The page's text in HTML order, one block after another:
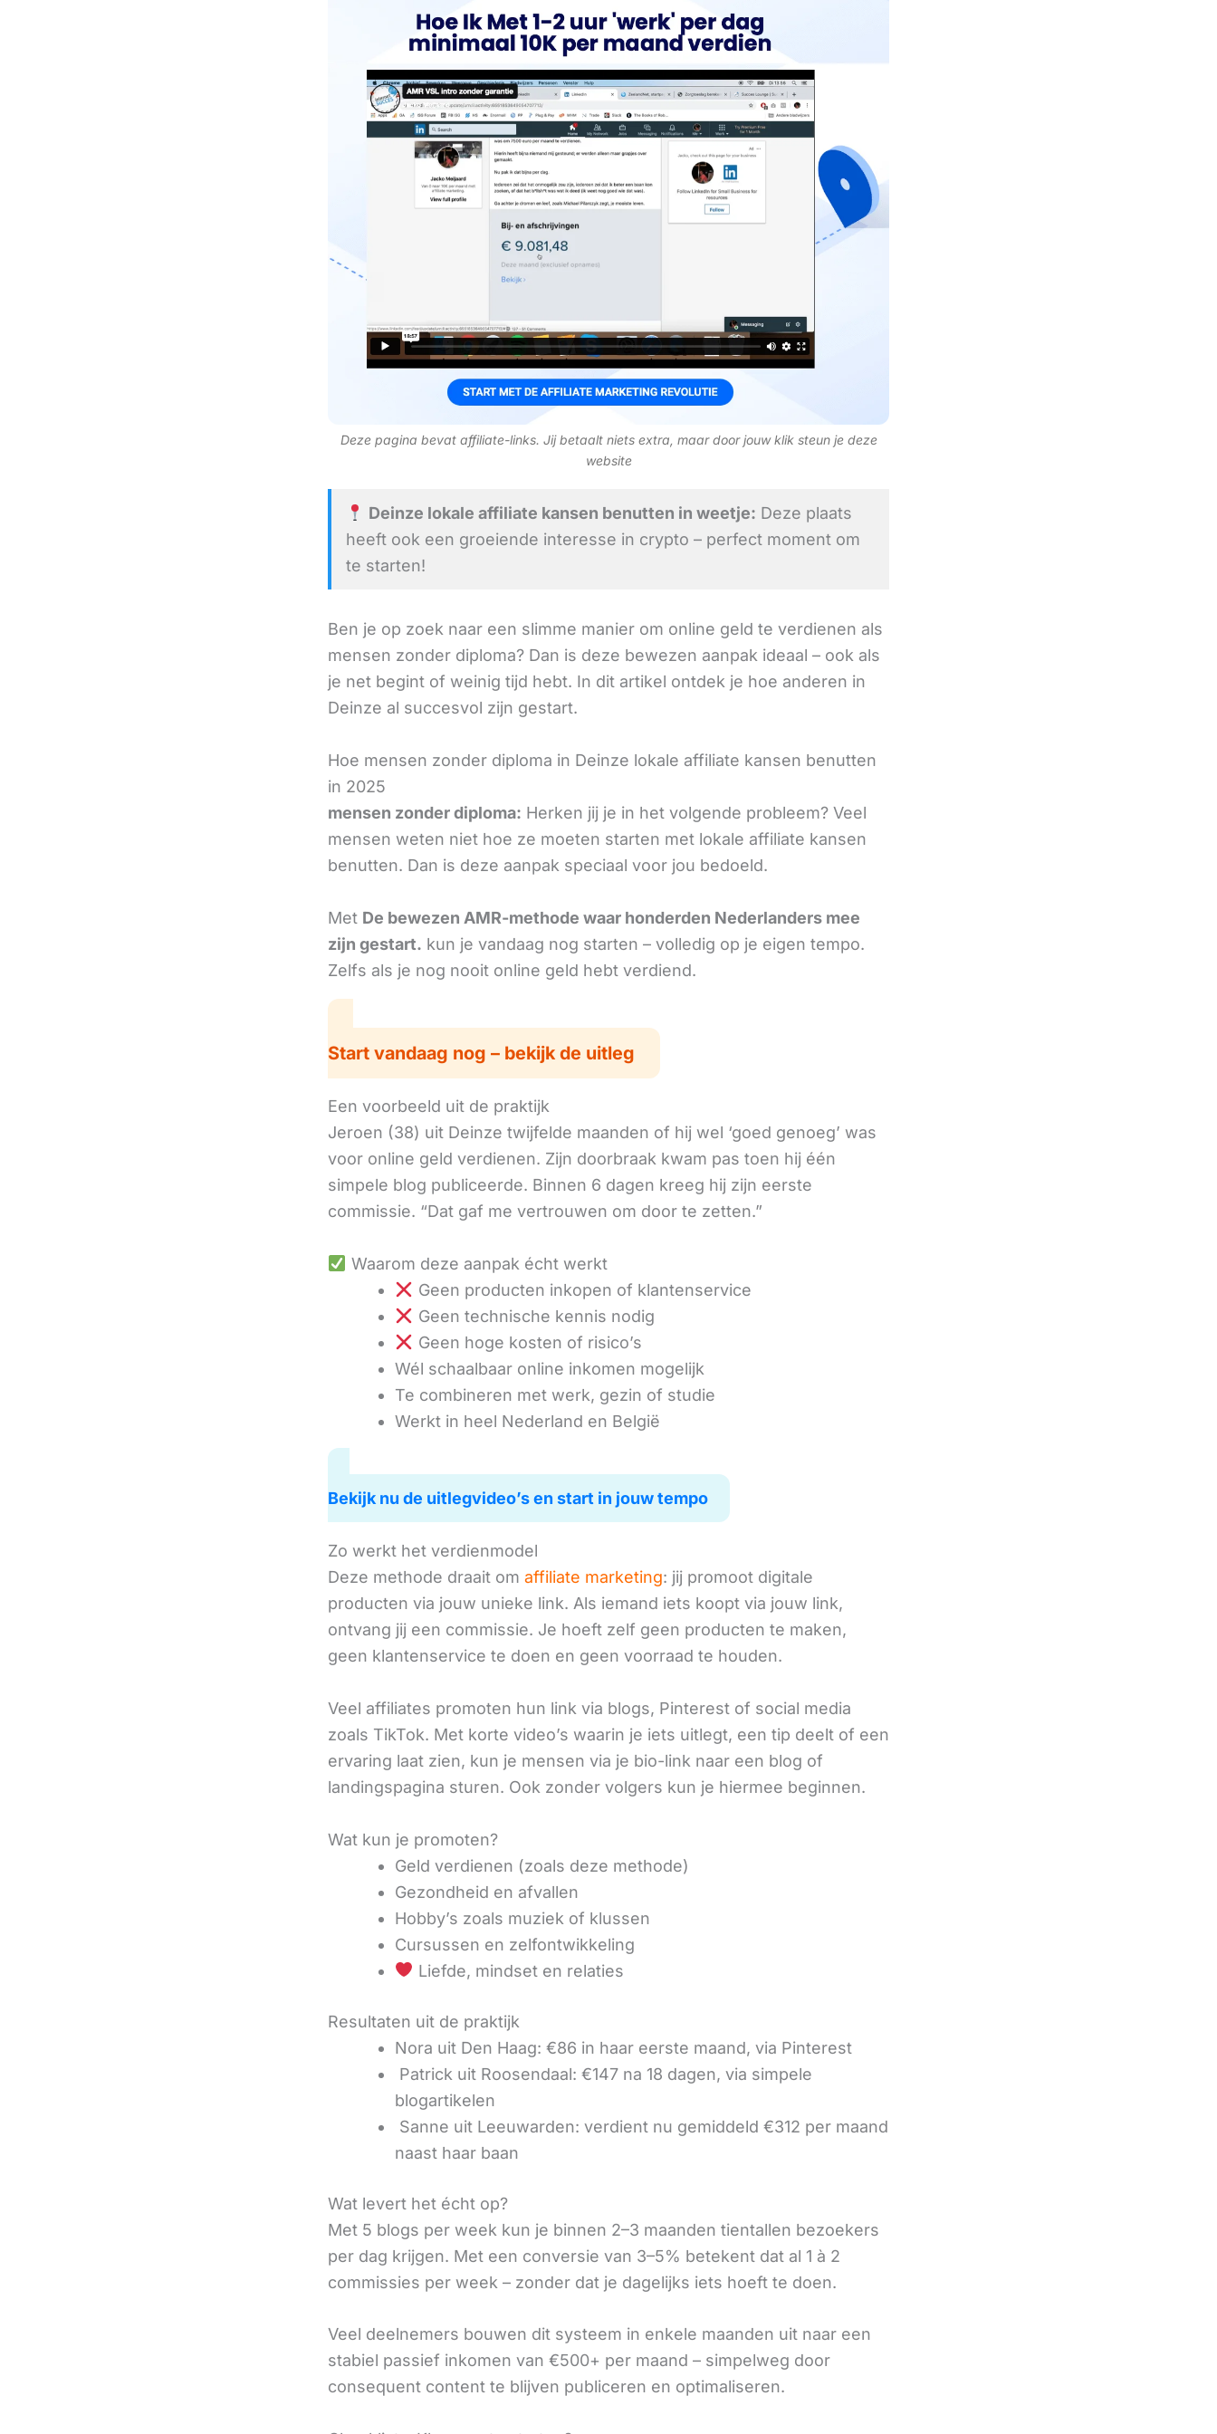
Deze pagina bevat affiliate-links. Jij betaalt niets extra, maar door jouw klik steun je deze
website
Deinze lokale affiliate kansen benutten in weetje: Deze plaats
heeft ook een groeiende interesse in crypto – perfect moment om
te starten!
Ben je op zoek naar een slimme manier om online geld te verdienen als
mensen zonder diploma? Dan is deze bewezen aanpak ideaal – ook als
je net begint of weinig tijd hebt. In dit artikel ontdek je hoe anderen in
Deinze al succesvol zijn gestart.
Hoe mensen zonder diploma in Deinze lokale affiliate kansen benutten
in 2025
mensen zonder diploma: Herken jij je in het volgende probleem? Veel
mensen weten niet hoe ze moeten starten met lokale affiliate kansen
benutten. Dan is deze aanpak speciaal voor jou bedoeld.
Met De bewezen AMR-methode waar honderden Nederlanders mee
zijn gestart. kun je vandaag nog starten – volledig op je eigen tempo.
Zelfs als je nog nooit online geld hebt verdiend.
Start vandaag nog – bekijk de uitleg
Een voorbeeld uit de praktijk
Jeroen (38) uit Deinze twijfelde maanden of hij wel ‘goed genoeg’ was
voor online geld verdienen. Zijn doorbraak kwam pas toen hij één
simpele blog publiceerde. Binnen 6 dagen kreeg hij zijn eerste
commissie. “Dat gaf me vertrouwen om door te zetten.”
Waarom deze aanpak écht werkt
Geen producten inkopen of klantenservice
Geen technische kennis nodig
Geen hoge kosten of risico’s
Wél schaalbaar online inkomen mogelijk
Te combineren met werk, gezin of studie
Werkt in heel Nederland en België
Bekijk nu de uitlegvideo’s en start in jouw tempo
Zo werkt het verdienmodel
Deze methode draait om affiliate marketing: jij promoot digitale
producten via jouw unieke link. Als iemand iets koopt via jouw link,
ontvang jij een commissie. Je hoeft zelf geen producten te maken,
geen klantenservice te doen en geen voorraad te houden.
Veel affiliates promoten hun link via blogs, Pinterest of social media
zoals TikTok. Met korte video’s waarin je iets uitlegt, een tip deelt of een
ervaring laat zien, kun je mensen via je bio-link naar een blog of
landingspagina sturen. Ook zonder volgers kun je hiermee beginnen.
Wat kun je promoten?
Geld verdienen (zoals deze methode)
Gezondheid en afvallen
Hobby’s zoals muziek of klussen
Cursussen en zelfontwikkeling
Liefde, mindset en relaties
Resultaten uit de praktijk
Nora uit Den Haag: €86 in haar eerste maand, via Pinterest
‍ Patrick uit Roosendaal: €147 na 18 dagen, via simpele
blogartikelen
‍ Sanne uit Leeuwarden: verdient nu gemiddeld €312 per maand
naast haar baan
Wat levert het écht op?
Met 5 blogs per week kun je binnen 2–3 maanden tientallen bezoekers
per dag krijgen. Met een conversie van 3–5% betekent dat al 1 à 2
commissies per week – zonder dat je dagelijks iets hoeft te doen.
Veel deelnemers bouwen dit systeem in enkele maanden uit naar een
stabiel passief inkomen van €500+ per maand – simpelweg door
consequent content te blijven publiceren en optimaliseren.